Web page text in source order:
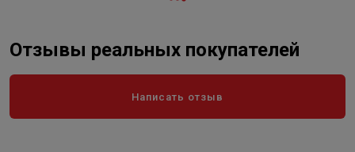
Отзывы реальных покупателей
Написать отзыв